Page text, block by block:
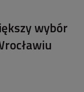
wybór